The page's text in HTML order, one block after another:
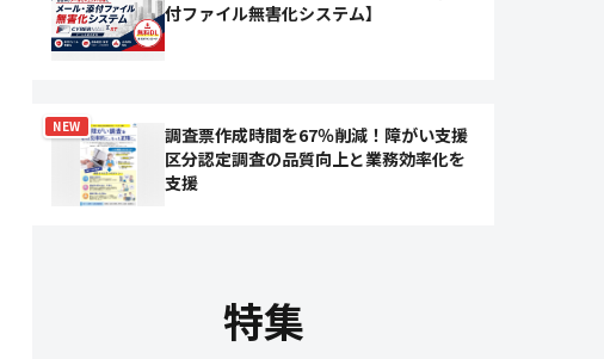
付ファイル無害化システム】
NEW
調査票作成時間を67％削減！障がい支援
区分認定調査の品質向上と業務効率化を
支援
特集